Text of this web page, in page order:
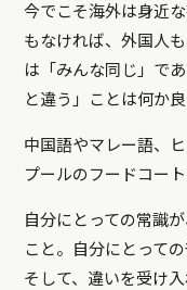
今でこそ海外は身近
もなければ、外国人
は「みんな同じ」で
と違う」ことは何か
中国語やマレー語、
プールのフードコー
自分にとっての常識
こと。自分にとって
そして、違いを受け